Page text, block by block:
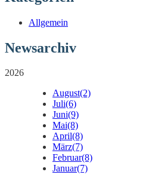
Allgemein
Newsarchiv
2026
August(2)
Juli(6)
Juni(9)
Mai(8)
April(8)
März(7)
Februar(8)
Januar(7)